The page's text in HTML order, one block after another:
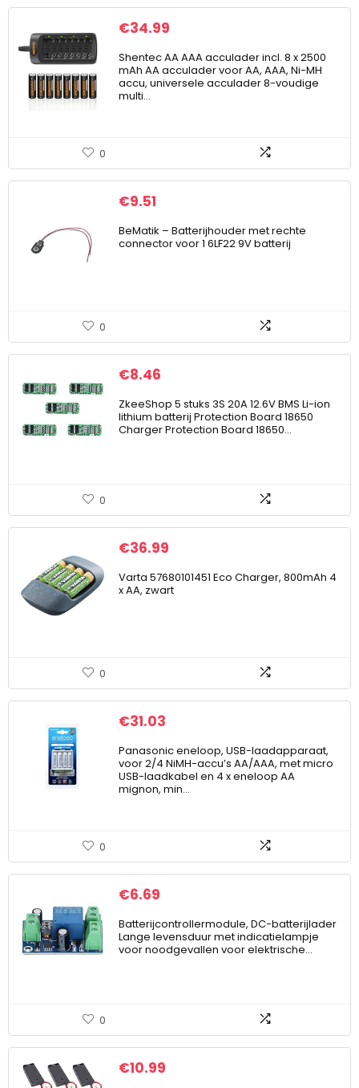
€34.99
Shentec AA AAA acculader incl. 8 x 2500
mAh AA acculader voor AA, AAA, Ni-MH
accu, universele acculader 8-voudige
multi…
0
€9.51
BeMatik – Batterijhouder met rechte
connector voor 1 6LF22 9V batterij
0
€8.46
ZkeeShop 5 stuks 3S 20A 12.6V BMS Li-ion
lithium batterij Protection Board 18650
Charger Protection Board 18650…
0
€36.99
Varta 57680101451 Eco Charger, 800mAh 4
x AA, zwart
0
€31.03
Panasonic eneloop, USB-laadapparaat,
voor 2/4 NiMH-accu’s AA/AAA, met micro
USB-laadkabel en 4 x eneloop AA
mignon, min…
0
€6.69
Batterijcontrollermodule, DC-batterijlader
Lange levensduur met indicatielampje
voor noodgevallen voor elektrische…
0
€10.99